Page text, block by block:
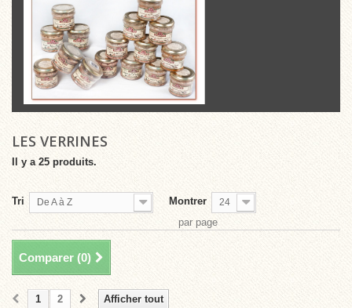
LES VERRINES
Il y a 25 produits.
Tri De A à Z Montrer 24
par page
Comparer (0)
Afficher tout
1 2